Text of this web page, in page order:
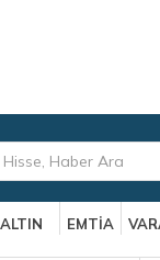
ALTIN EMTİA